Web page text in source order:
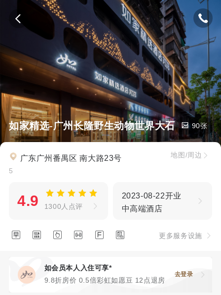
如家精选-广州长隆野生动物世界大石地铁站店
90张
广东广州番禺区 南大路23号
5
地图/周边
4.9 1300人点评
2023-08-22开业
中高端酒店
      更多服务设施
如会员本人入住可享*
9.8折房价 0.5倍彩虹如愿豆 12点退房
去登录